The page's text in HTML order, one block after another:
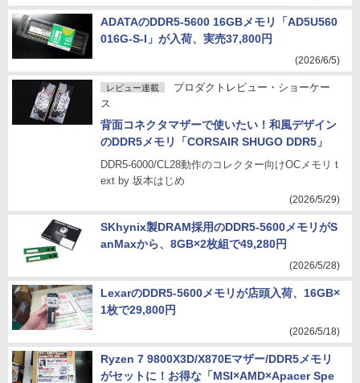
ADATAのDDR5-5600 16GBメモリ「AD5U560
016G-S-I」が入荷、実売37,800円
(2026/6/5)
レビュー連載
プロダクトレビュー・ショーケー
ス
背面コネクタマザーで使いたい！和風デザイン
のDDR5メモリ「CORSAIR SHUGO DDR5」
DDR5-6000/CL28動作のコレクター向けOCメモリ t
ext by 坂本はじめ
(2026/5/29)
SKhynix製DRAM採用のDDR5-5600メモリがS
anMaxから、8GB×2枚組で49,280円
(2026/5/28)
LexarのDDR5-5600メモリが店頭入荷、16GB×
1枚で29,800円
(2026/5/18)
Ryzen 7 9800X3D/X870Eマザー/DDR5メモリ
がセットに！お得な「MSI×AMD×Apacer Spe